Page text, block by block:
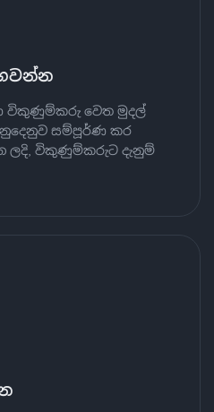
විකුණුම්කරු වෙත මුදල්
සම්පූර්ණ කර
ලදි, විකුණුම්කරුට දැනුම්